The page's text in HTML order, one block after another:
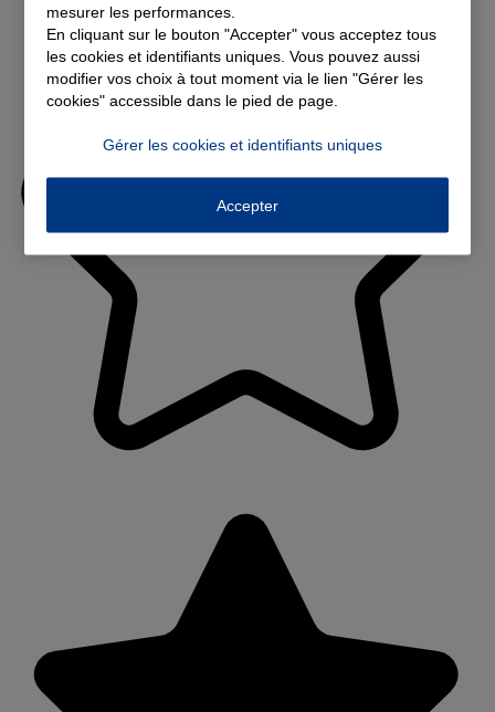
mesurer les performances.
En cliquant sur le bouton "Accepter" vous acceptez tous
les cookies et identifiants uniques. Vous pouvez aussi
modifier vos choix à tout moment via le lien "Gérer les
cookies" accessible dans le pied de page.
Gérer les cookies et identifiants uniques
Accepter